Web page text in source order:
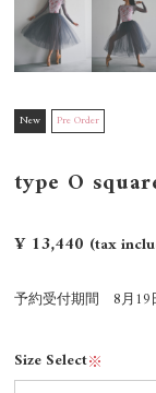
New Pre Order
type O
¥ 13,440 (tax
予約受付期間 8月19
Size Select※